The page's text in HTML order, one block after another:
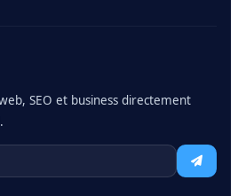
SEO et business directement